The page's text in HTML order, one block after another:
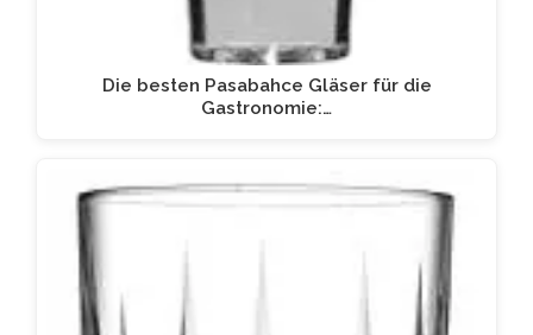
Die besten Pasabahce Gläser für die
Gastronomie:…